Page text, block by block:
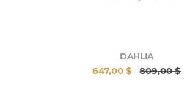
DAHLIA
647,00 $ 809,00 $